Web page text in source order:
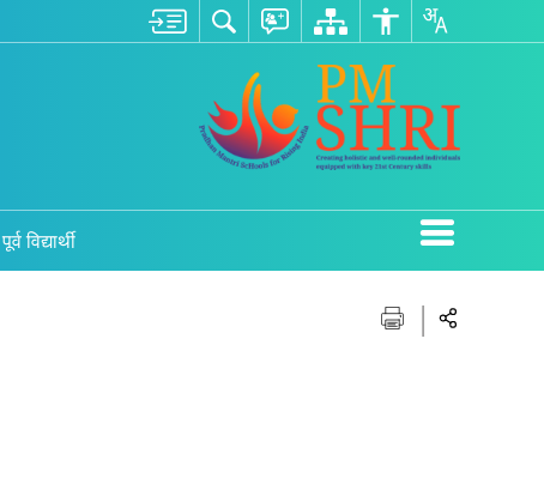
पूर्व विद्यार्थी